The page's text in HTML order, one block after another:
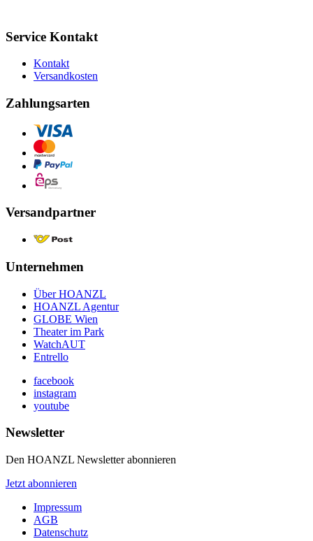
Service Kontakt
Kontakt
Versandkosten
Zahlungsarten
Versandpartner
Unternehmen
Über HOANZL
HOANZL Agentur
GLOBE Wien
Theater im Park
WatchAUT
Entrello
facebook
instagram
youtube
Newsletter
Den HOANZL Newsletter abonnieren
Jetzt abonnieren
Impressum
AGB
Datenschutz